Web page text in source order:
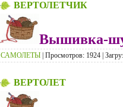
ВЕРТОЛЕТЧИК
Вышивка-
САМОЛЕТЫ | Просмотров: 1924 |
ВЕРТОЛЕТ